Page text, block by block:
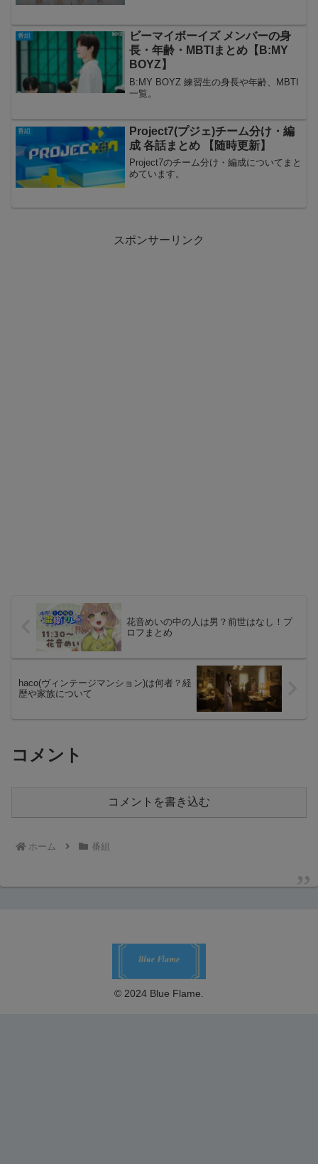
番組
ビーマイボーイズ メンバーの身
長・年齢・MBTIまとめ【B:MY
BOYZ】
B:MY BOYZ 練習生の身長や年齢、MBTI
一覧。
番組
Project7(プジェ)チーム分け・編
成 各話まとめ 【随時更新】
Project7のチーム分け・編成についてまと
めています。
スポンサーリンク
花音めいの中の人は男？前世はなし！プ
ロフまとめ
haco(ヴィンテージマンション)は何者？経
歴や家族について
コメント
コメントを書き込む
ホーム 番組
© 2024 Blue Flame.